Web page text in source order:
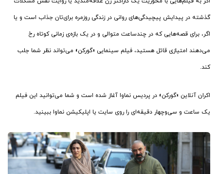
گذشته در پیدایش پیچیدگی‌های روانی در زندگی روزمره برای‌تان جذاب است و یا
اگر، برای قصه‌هایی که در چندساعت متوالی و در یک بازه‌ی زمانی کوتاه رخ
می‌دهند امتیازی قائل هستید، فیلم سینمایی «گورکن» می‌تواند نظر شما جلب
کند.
اکران آنلاین «گورکن» در پردیس نماوا آغاز شده است و شما می‌توانید این فیلم
یک ساعت و سی‌و‌چهار دقیقه‌ای را روی سایت یا اپلیکیشن نماوا ببینید.